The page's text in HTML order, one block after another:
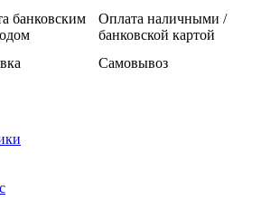
банковским
Оплата наличными /
банковской картой
Самовывоз